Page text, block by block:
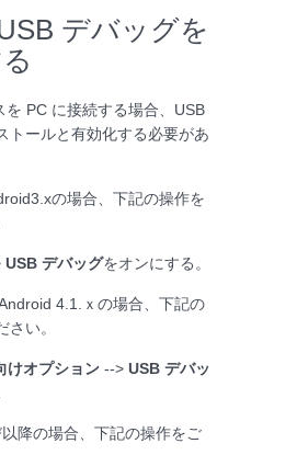
デバッグを
を PC に接続する場合、USB
トールと有効化する必要があ
の場合、下記の操作を
USB デバッグをオンにする。
4.1.ｘの場合、下記の
い。
けオプション --> USB デバッ
降の場合、下記の操作をご